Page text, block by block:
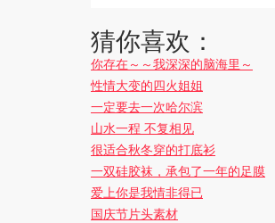
猜你喜欢：
你存在～～我深深的脑海里～
性情大变的四火姐姐
一定要去一次哈尔滨
山水一程 不复相见
很适合秋冬穿的打底衫
一双硅胶袜，承包了一年的足膜
爱上你是我情非得已
国庆节片头素材